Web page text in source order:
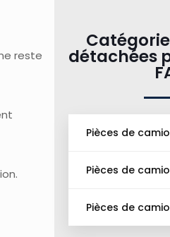
reste
détachées
Pièces de
Pièces de
Pièces de